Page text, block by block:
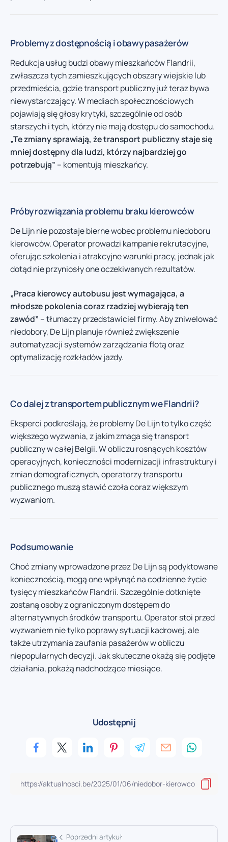
Problemy z dostępnością i obawy pasażerów
Redukcja usług budzi obawy mieszkańców Flandrii,
zwłaszcza tych zamieszkujących obszary wiejskie lub
przedmieścia, gdzie transport publiczny już teraz bywa
niewystarczający. W mediach społecznościowych
pojawiają się głosy krytyki, szczególnie od osób
starszych i tych, którzy nie mają dostępu do samochodu.
„Te zmiany sprawiają, że transport publiczny staje się
mniej dostępny dla ludzi, którzy najbardziej go
potrzebują” – komentują mieszkańcy.
Próby rozwiązania problemu braku kierowców
De Lijn nie pozostaje bierne wobec problemu niedoboru
kierowców. Operator prowadzi kampanie rekrutacyjne,
oferując szkolenia i atrakcyjne warunki pracy, jednak jak
dotąd nie przyniosły one oczekiwanych rezultatów.
„Praca kierowcy autobusu jest wymagająca, a
młodsze pokolenia coraz rzadziej wybierają ten
zawód” – tłumaczy przedstawiciel firmy. Aby zniwelować
niedobory, De Lijn planuje również zwiększenie
automatyzacji systemów zarządzania flotą oraz
optymalizację rozkładów jazdy.
Co dalej z transportem publicznym we Flandrii?
Eksperci podkreślają, że problemy De Lijn to tylko część
większego wyzwania, z jakim zmaga się transport
publiczny w całej Belgii. W obliczu rosnących kosztów
operacyjnych, konieczności modernizacji infrastruktury i
zmian demograficznych, operatorzy transportu
publicznego muszą stawić czoła coraz większym
wyzwaniom.
Podsumowanie
Choć zmiany wprowadzone przez De Lijn są podyktowane
koniecznością, mogą one wpłynąć na codzienne życie
tysięcy mieszkańców Flandrii. Szczególnie dotknięte
zostaną osoby z ograniczonym dostępem do
alternatywnych środków transportu. Operator stoi przed
wyzwaniem nie tylko poprawy sytuacji kadrowej, ale
także utrzymania zaufania pasażerów w obliczu
niepopularnych decyzji. Jak skuteczne okażą się podjęte
działania, pokażą nadchodzące miesiące.
Udostępnij
Poprzedni artykuł